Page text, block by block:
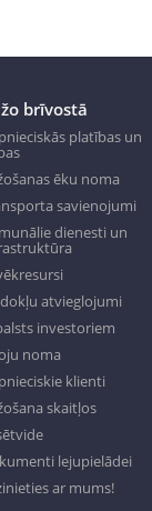
brīvostā
platības un
ēku noma
savienojumi
dienesti un
atvieglojumi
investoriem
noma
klienti
skaitļos
lejupielādei
ar mums!